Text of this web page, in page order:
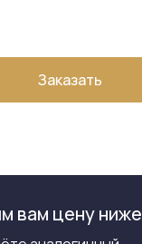
Заказать
вам цену ниже